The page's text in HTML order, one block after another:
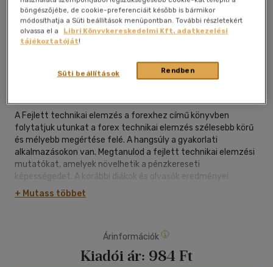
Beleolvasok
A Fejlett technikai elemzés a forexhez című könyvben
folytatjuk utunkat a forex technikai elemzés szélesebb körű
és mélyebb megértése felé. A hangsúly a gyakorlati
alkalmazásokon van. Megtanulod a fejlett technikai elemzési
mutatókat, amelyek növelhetik a pénzkereseti
képességedet. A korábbi diákok és olvasók eredményei
megerősítik ezek hatékonyságát.A könyv tartalma:-
Útmutató lépésről lépésre a fejlett technikai elemzési
ismereteiddel együtt használhatsz- Kereskedői pszichológia-
Árfolyam-minták- Több időkeret használata
+ Mutass többet
Árinformációk
Kiadói ár: 984 Ft
böngészőjébe, de cookie-preferenciáit később is bármikor
módosíthatja a Süti beállítások menüpontban. További részletekért
olvassa el a
Libri Könyvkereskedelmi Kft. adatkezelési
tájékoztatóját!
Rendben
Süti beállítások